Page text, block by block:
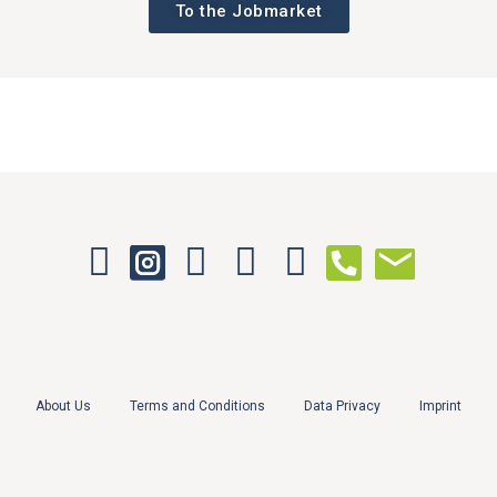
To the Jobmarket
About Us Terms and Conditions Data Privacy Imprint